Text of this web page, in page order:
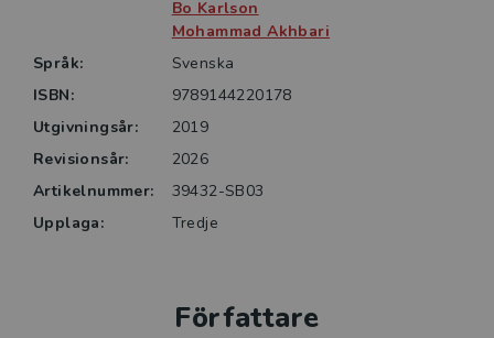
(produktkalkylering, investeringskalkylering, bokföring,
redovisning, finansiering och ekonomistyrning). Den
inom området. Övningsboken följer kursbokens
indelning och innehåller utförliga lösningsförslag till
alla övningsuppgifter.
Bo Karlson
Mohammad Akhbari
Språk:
Svenska
ISBN:
9789144220178
Utgivningsår:
2019
Revisionsår:
2026
Artikelnummer:
39432-SB03
Upplaga:
Tredje
Författare